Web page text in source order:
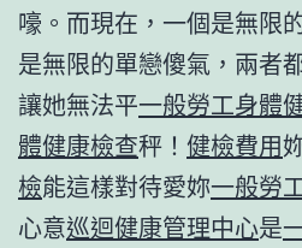
嚎。而現在，一個是無限
是無限的單戀傻氣，兩者
讓她無法平一般勞工身體
體健康檢查秤！ 健檢費用
檢能這樣對待愛妳一般勞
心意巡迴健康管理中心是